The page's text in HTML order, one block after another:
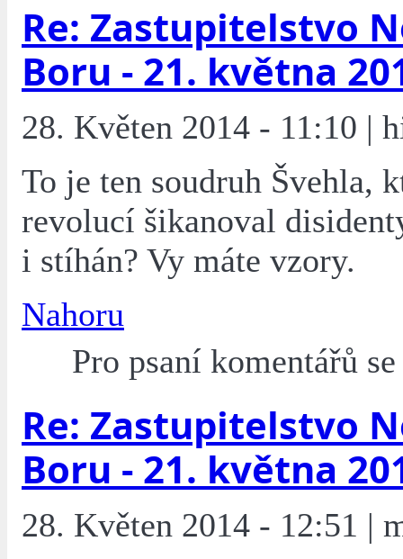
Re: Zastupitelstvo
Boru - 21. května
28. Květen 2014 - 11:10 |
To je ten soudruh Švehla,
revolucí šikanoval
i stíhán? Vy máte vzory.
Nahoru
Pro psaní komentářů
Re: Zastupitelstvo
Boru - 21. května
28. Květen 2014 - 12:51 |